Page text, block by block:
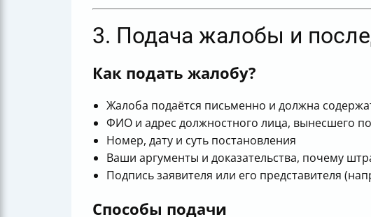
3. Подача жалобы и
Как подать жалобу?
Жалоба подаётся письменно и должна
ФИО и адрес должностного лица, вынесшего
Номер, дату и суть постановления
Ваши аргументы и доказательства, почему
Подпись заявителя или его представителя
Способы подачи